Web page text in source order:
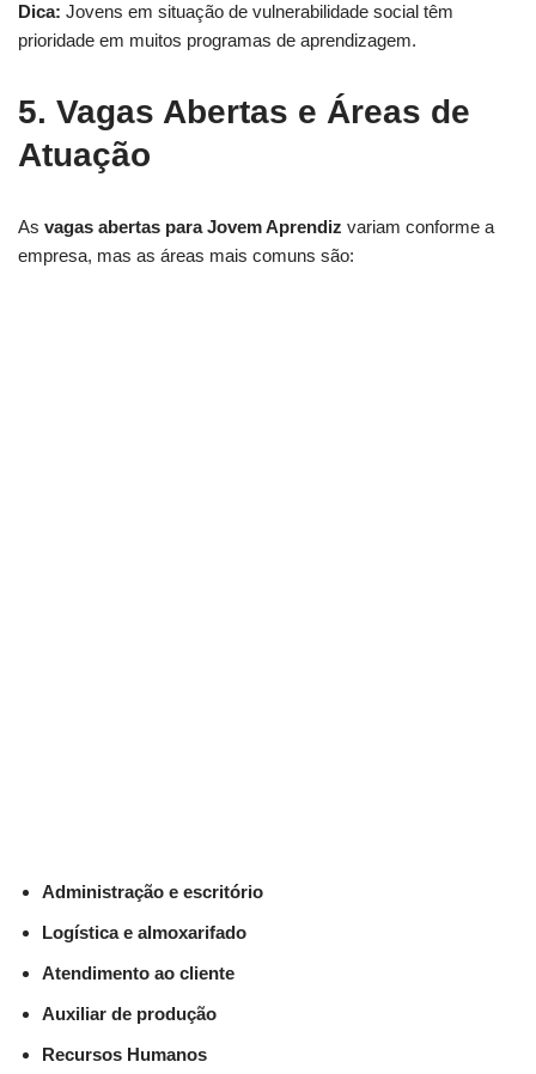
Dica: Jovens em situação de vulnerabilidade social têm
prioridade em muitos programas de aprendizagem.
5. Vagas Abertas e Áreas de
Atuação
As vagas abertas para Jovem Aprendiz variam conforme a
empresa, mas as áreas mais comuns são:
Administração e escritório
Logística e almoxarifado
Atendimento ao cliente
Auxiliar de produção
Recursos Humanos